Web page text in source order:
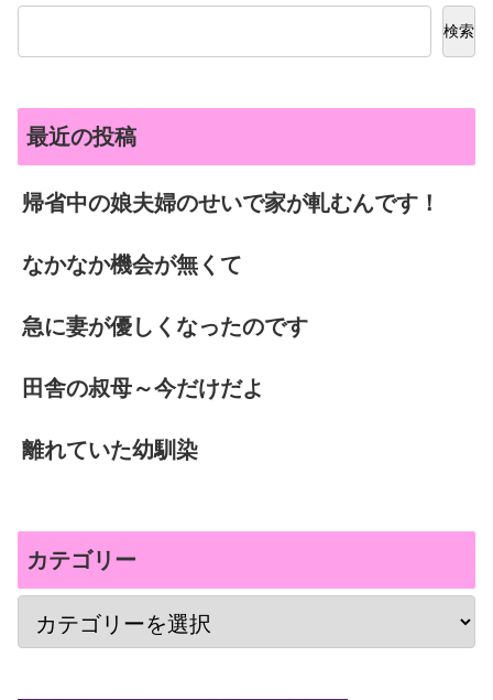
検索
最近の投稿
帰省中の娘夫婦のせいで家が軋むんです！
なかなか機会が無くて
急に妻が優しくなったのです
田舎の叔母～今だけだよ
離れていた幼馴染
カテゴリー